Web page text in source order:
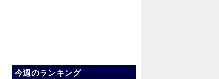
今週のランキング